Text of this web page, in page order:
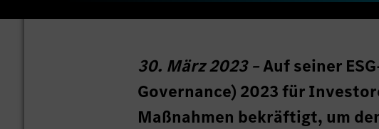
30. März 2023 –Auf seiner
Governance) 2023 für
Maßnahmen bekräftigt, um